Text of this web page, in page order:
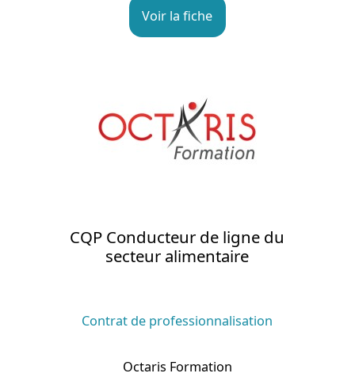
Voir la fiche
CQP Conducteur de ligne du
secteur alimentaire
Contrat de professionnalisation
Octaris Formation